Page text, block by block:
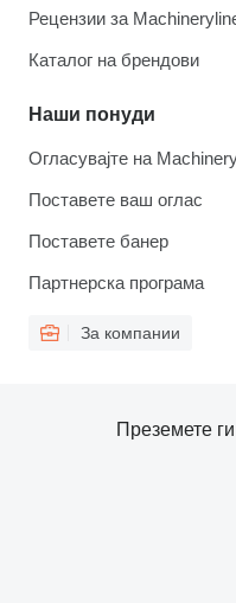
Рецензии за
Каталог на брендови
Наши понуди
Огласувајте на
Поставете ваш оглас
Поставете банер
Партнерска програма
За компании
Преземете